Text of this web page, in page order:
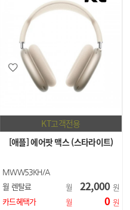
KT고객전용
[애플] 에어팟 맥스 (스타라이트)
MWW53KH/A
월 렌탈료 월 22,000 원
카드혜택가
월 0 원